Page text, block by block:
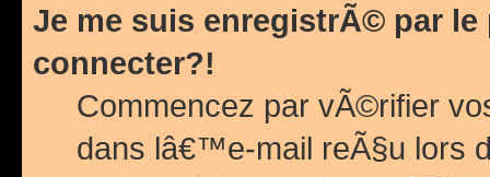
Je me suis enregistrÃ© par
connecter?!
Commencez par vÃ©rifier
dans lâ€™e-mail reÃ§u lors